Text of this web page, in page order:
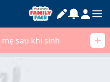
mẹ sau khi sinh